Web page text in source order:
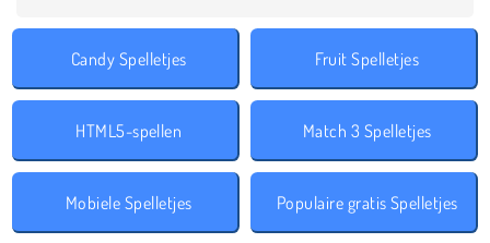
Candy Spelletjes Fruit Spelletjes
HTML5-spellen Match 3 Spelletjes
Mobiele Spelletjes Populaire gratis Spelletjes